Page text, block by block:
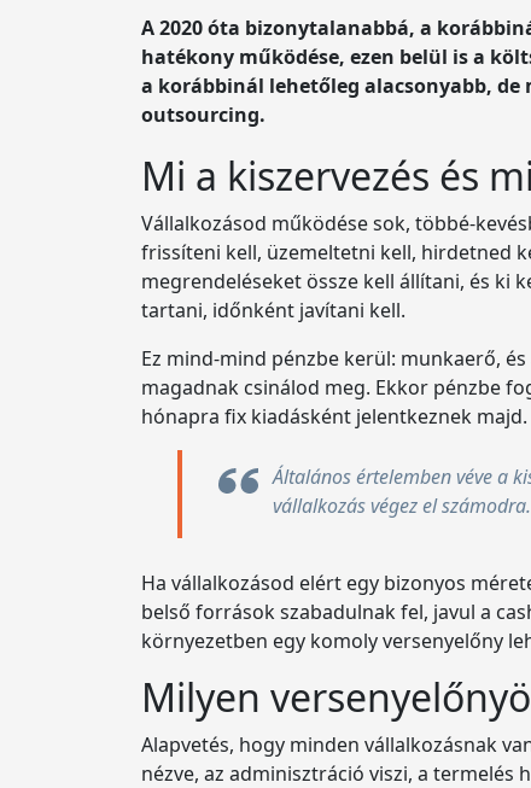
A 2020 óta bizonytalanabbá, a
hatékony működése, ezen belül is a
a korábbinál lehetőleg alacsonyabb,
outsourcing.
Mi a kiszervezés és
Vállalkozásod működése sok, többé-
frissíteni kell, üzemeltetni kell, hirdetned
megrendeléseket össze kell állítani, és ki
tartani, időnként javítani kell.
Ez mind-mind pénzbe kerül: munkaerő,
magadnak csinálod meg. Ekkor pénzbe
hónapra fix kiadásként jelentkeznek
Általános értelemben véve a
vállalkozás végez el számodra.
Ha vállalkozásod elért egy bizonyos
belső források szabadulnak fel, javul a
környezetben egy komoly versenyelőny
Milyen
Alapvetés, hogy minden vállalkozásnak
nézve, az adminisztráció viszi, a termelés